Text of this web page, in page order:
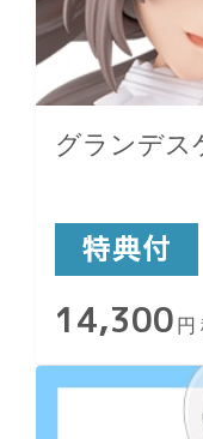
グランデス
14,300 円